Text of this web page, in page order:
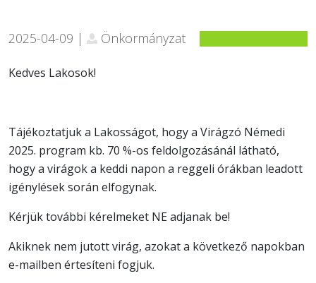
2025-04-09 | Önkormányzat
Kedves Lakosok!
Tájékoztatjuk a Lakosságot, hogy a Virágzó Némedi
2025. program kb. 70 %-os feldolgozásánál látható,
hogy a virágok a keddi napon a reggeli órákban leadott
igénylések során elfogynak.
Kérjük további kérelmeket NE adjanak be!
Akiknek nem jutott virág, azokat a következő napokban
e-mailben értesíteni fogjuk.